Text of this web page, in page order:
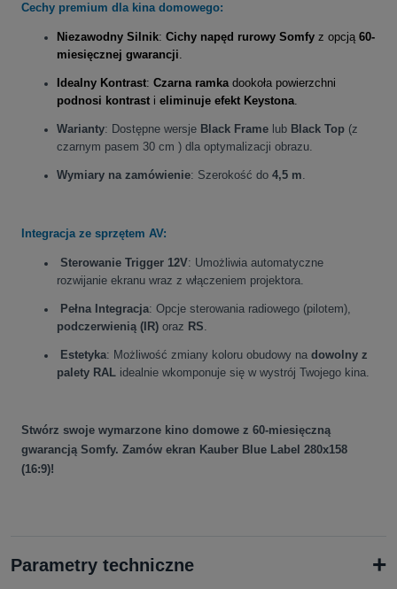
Cechy premium dla kina domowego:
Niezawodny Silnik: Cichy napęd rurowy Somfy z opcją 60-
miesięcznej gwarancji.
Idealny Kontrast: Czarna ramkadookoła powierzchni
podnosi kontrast i eliminuje efekt Keystona.
Warianty: Dostępne wersje Black Frame lub Black Top (z
czarnym pasem 30 cm ) dla optymalizacji obrazu.
Wymiary na zamówienie: Szerokość do 4,5 m.
Integracja ze sprzętem AV:
Sterowanie Trigger 12V: Umożliwia automatyczne
rozwijanie ekranu wraz z włączeniem projektora.
Pełna Integracja: Opcje sterowania radiowego (pilotem),
podczerwienią (IR) oraz RS.
Estetyka: Możliwość zmiany koloru obudowy na dowolny z
palety RAL idealnie wkomponuje się w wystrój Twojego kina.
Stwórz swoje wymarzone kino domowe z 60-miesięczną
gwarancją Somfy. Zamów ekran Kauber Blue Label 280x158
(16:9)!
Parametry techniczne +